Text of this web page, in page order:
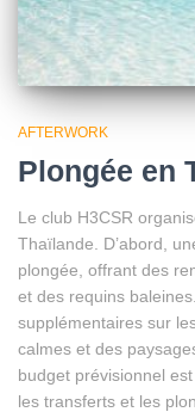
AFTERWORK
Plongée en
Le club H3CSR
Thaïlande. D’abord,
plongée, offrant des
et des requins
supplémentaires sur
calmes et des
budget prévisionnel est
les transferts et les